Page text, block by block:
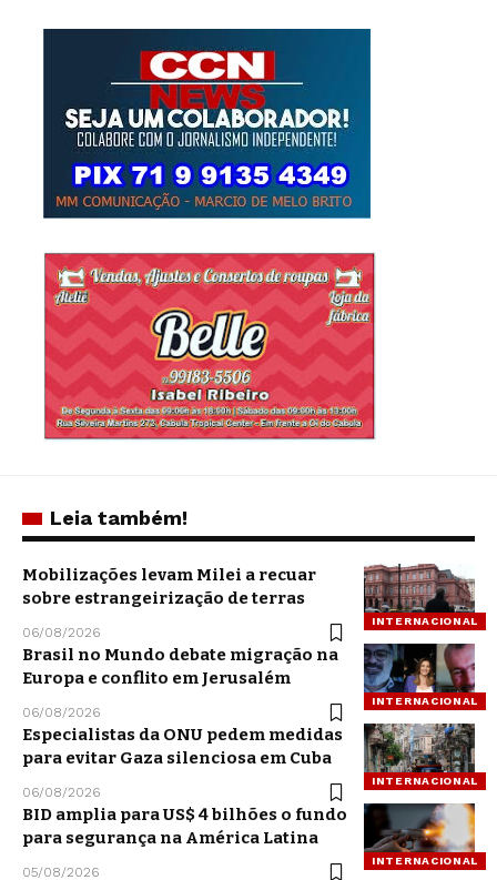
Leia também!
INTERNACIONAL
Mobilizações levam Milei a recuar
sobre estrangeirização de terras
06/08/2026
INTERNACIONAL
Brasil no Mundo debate migração na
Europa e conflito em Jerusalém
06/08/2026
INTERNACIONAL
Especialistas da ONU pedem medidas
para evitar Gaza silenciosa em Cuba
06/08/2026
INTERNACIONAL
BID amplia para US$ 4 bilhões o fundo
para segurança na América Latina
05/08/2026